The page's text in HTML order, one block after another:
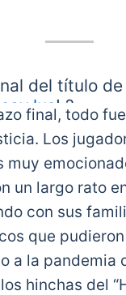
Sudamericana
del título de
! ?
Camacho
en la
quedó con
?
gI8aKSruJe
Sudamericana
January 23,
final, todo
Los
muy
un largo rato
con sus
que
a la pandemia
hinchas del